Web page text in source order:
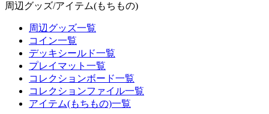
周辺グッズ/アイテム(もちもの)
周辺グッズ一覧
コイン一覧
デッキシールド一覧
プレイマット一覧
コレクションボード一覧
コレクションファイル一覧
アイテム(もちもの)一覧